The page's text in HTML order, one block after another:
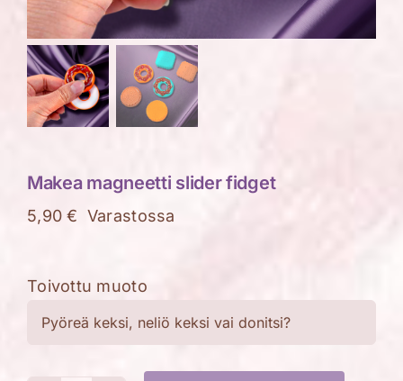
Makea magneetti slider fidget
5,90€ Varastossa
Toivottu muoto